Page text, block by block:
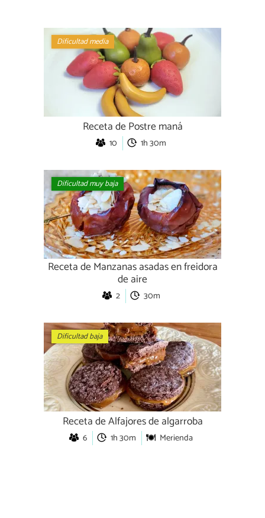
Dificultad media
Receta de Postre maná
10 1h 30m
Dificultad muy baja
Receta de Manzanas asadas en freidora
de aire
2 30m
Dificultad baja
Receta de Alfajores de algarroba
6 1h 30m Merienda